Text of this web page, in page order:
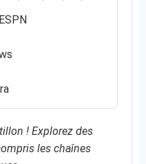
! Explorez des
les chaînes